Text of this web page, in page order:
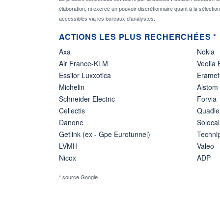
élaboration, ni exercé un pouvoir discrétionnaire quant à la
accessibles via les bureaux d'analystes.
ACTIONS LES PLUS RECHERCHÉES *
Axa
Air France-KLM
Essilor Luxxotica
Michelin
Schneider Electric
Cellectis
Danone
Getlink (ex - Gpe Eurotunnel)
LVMH
Nicox
Nokia
Veolia
Eramet
Alstom
Forvia
Solocal
Valeo
ADP
* source Google